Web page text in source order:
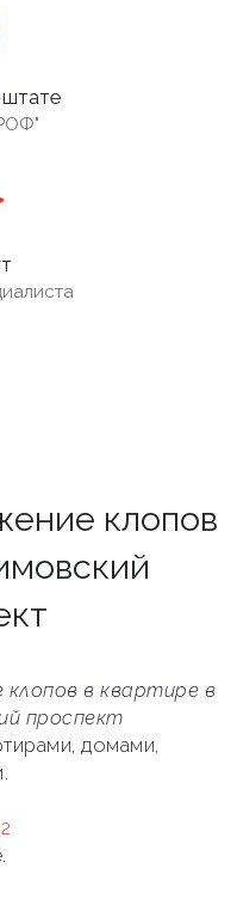
штате
клопов
клопов в квартире в
проспект
домами,